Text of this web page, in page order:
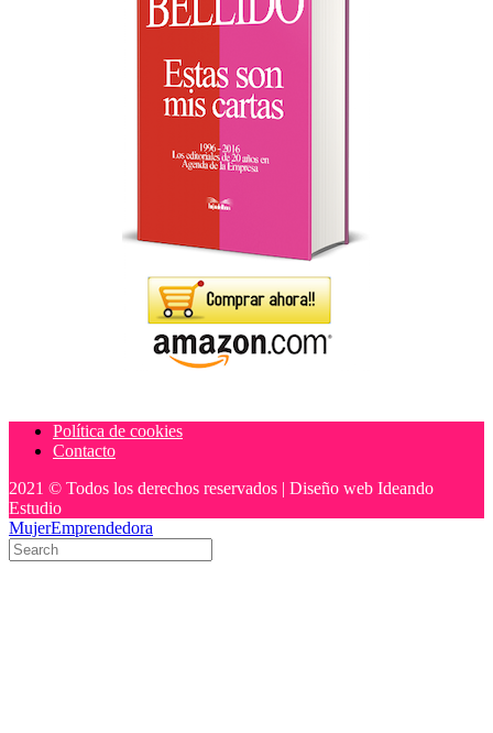
Política de cookies
Contacto
2021 © Todos los derechos reservados | Diseño web Ideando
Estudio
MujerEmprendedora